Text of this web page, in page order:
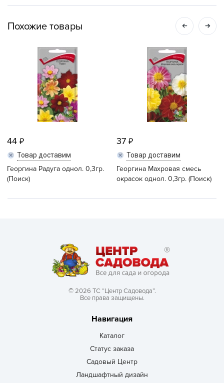
Похожие товары
44
Товар доставим
Георгина Радуга однол. 0,3гр.
(Поиск)
37
Товар доставим
Георгина Махровая смесь
окрасок однол. 0,3гр. (Поиск)
© 2026 ТС “Центр Садовода”.
Все права защищены.
Навигация
Каталог
Статус заказа
Садовый Центр
Ландшафтный дизайн